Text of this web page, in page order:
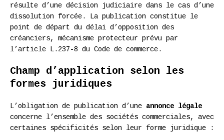
résulte d’une décision judiciaire dans le cas d’une
dissolution forcée. La publication constitue le
point de départ du délai d’opposition des
créanciers, mécanisme protecteur prévu par
l’article L.237-8 du Code de commerce.
Champ d’application selon les
formes juridiques
L’obligation de publication d’une annonce légale
concerne l’ensemble des sociétés commerciales, avec
certaines spécificités selon leur forme juridique :